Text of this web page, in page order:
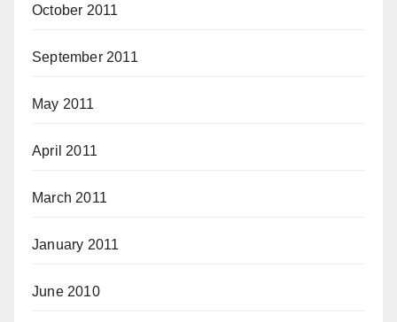
October 2011
September 2011
May 2011
April 2011
March 2011
January 2011
June 2010